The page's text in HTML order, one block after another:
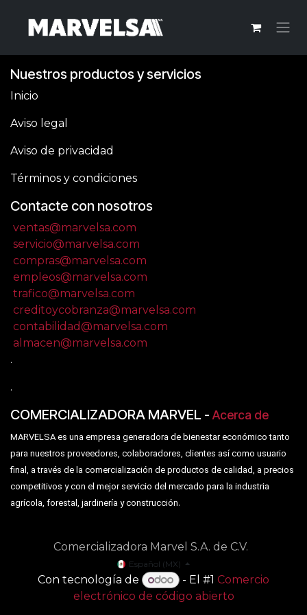
Nuestros productos y servicios
Inicio
Aviso legal
Aviso de privacidad
Términos y condiciones
Contacte con nosotros
ventas@marvelsa.com
servicio@marvelsa.com
compras@marvelsa.com
empleos@marvelsa.com
trafico@marvelsa.com
creditoycobranza@marvelsa.com
contabilidad@marvelsa.com
almacen@marvelsa.com
.
.
COMERCIALIZADORA MARVEL - Acerca de
MARVELSA es una empresa generadora de bienestar económico tanto
para nuestros proveedores, colaboradores, clientes así como usuario
final, a través de la comercialización de productos de calidad, a precios
competitivos y con el mejor servicio del mercado para la industria
agrícola, forestal, jardinería y construcción.
Comercializadora Marvel S.A. de C.V.
Español (MX)
Con tecnología de - El #1 Comercio
electrónico de código abierto